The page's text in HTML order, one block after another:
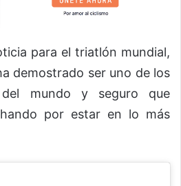
para el triatlón mundial,
demostrado ser uno de los
del mundo y seguro que
por estar en lo más